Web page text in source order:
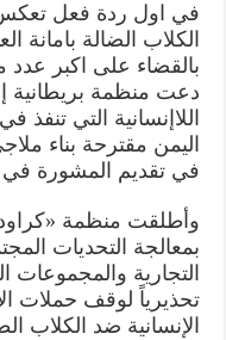
في اول ردة فعل
الكلاب الضالة بامانة
بالقضاء على اكبر عدد
دعت منظمة بريطانية
اللاإنسانية التي
اليمن مقترحة بناء
في تقديم المشورة في
وأطلقت منظمة
بمعالجة التحديات
التجارية والمجموعات
تحذيرياً لوقف حملات
الإنسانية ضد الكلاب